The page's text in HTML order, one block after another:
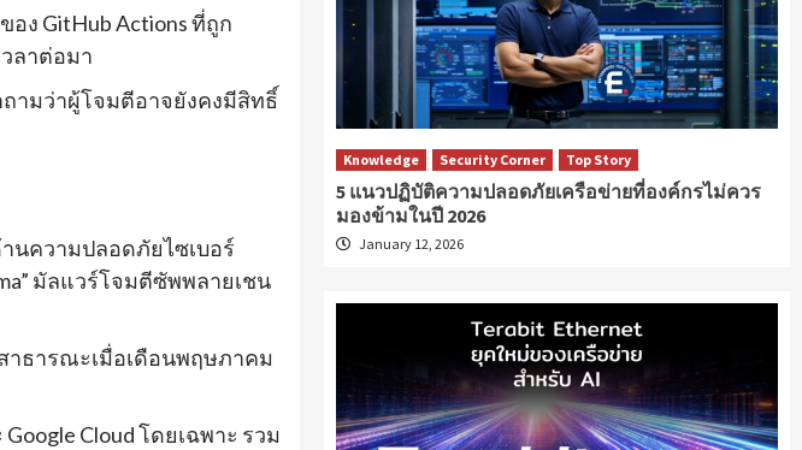
ง GitHub Actions ที่ถูก
ลาต่อมา
ถามว่าผู้โจมตีอาจยังคงมีสิทธิ์
นความปลอดภัยไซเบอร์
มัลแวร์โจมตีซัพพลายเชน
าธารณะเมื่อเดือนพฤษภาคม
Cloud โดยเฉพาะ รวม
Knowledge Security Corner Top Story
5 แนวปฏิบัติความปลอดภัยเครือข่ายที่องค์กรไม่ควร
มองข้ามในปี 2026
January 12, 2026